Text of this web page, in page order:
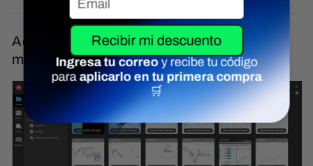
Acceso completo a nuestra nube MEGA
mediante un Link de acceso y descarga